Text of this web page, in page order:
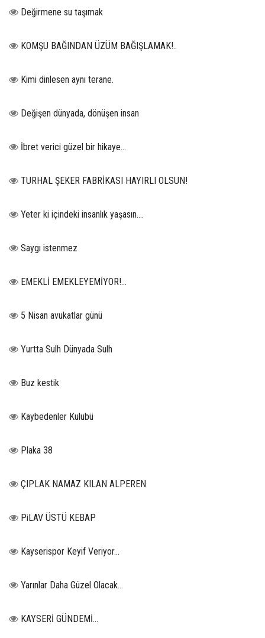
Değirmene su taşımak
KOMŞU BAĞINDAN ÜZÜM BAĞIŞLAMAK!..
Kimi dinlesen aynı terane.
Değişen dünyada, dönüşen insan
İbret verici güzel bir hikaye...
TURHAL ŞEKER FABRİKASI HAYIRLI OLSUN!
Yeter ki içindeki insanlık yaşasın….
Saygı istenmez
EMEKLİ EMEKLEYEMİYOR!...
5 Nisan avukatlar günü
Yurtta Sulh Dünyada Sulh
Buz kestik
Kaybedenler Kulubü
Plaka 38
ÇIPLAK NAMAZ KILAN ALPEREN
PiLAV ÜSTÜ KEBAP
Kayserispor Keyif Veriyor...
Yarınlar Daha Güzel Olacak...
KAYSERİ GÜNDEMİ…